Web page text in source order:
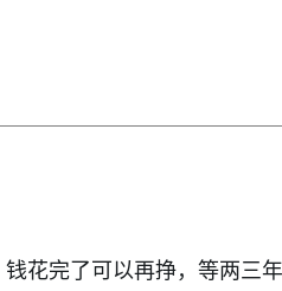
花完了可以再挣，等两三